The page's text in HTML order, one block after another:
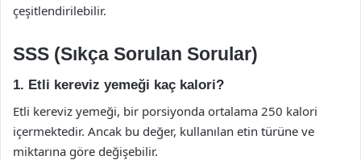
çeşitlendirilebilir.
SSS (Sıkça Sorulan Sorular)
1. Etli kereviz yemeği kaç kalori?
Etli kereviz yemeği, bir porsiyonda ortalama 250 kalori
içermektedir. Ancak bu değer, kullanılan etin türüne ve
miktarına göre değişebilir.